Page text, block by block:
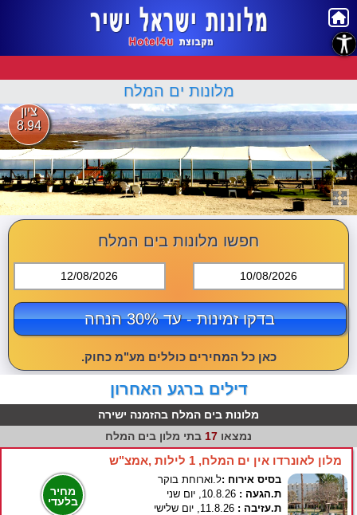
מלונות ים המלח
ציון
8.94
חפשו מלונות בים המלח
12/08/2026 10/08/2026
בדקו זמינות - עד 30% הנחה
כאן כל המחירים כוללים מע"מ כחוק.
דילים ברגע האחרון
מלונות בים המלח בהזמנה ישירה
נמצאו 17 בתי מלון בים המלח
מלון לאונרדו אין ים המלח, 1 לילות ,אמצ"ש
מחיר
בלעדי
בסיס אירוח :ל.וארוחת בוקר
ת.הגעה :
ת.עזיבה :
נגישות